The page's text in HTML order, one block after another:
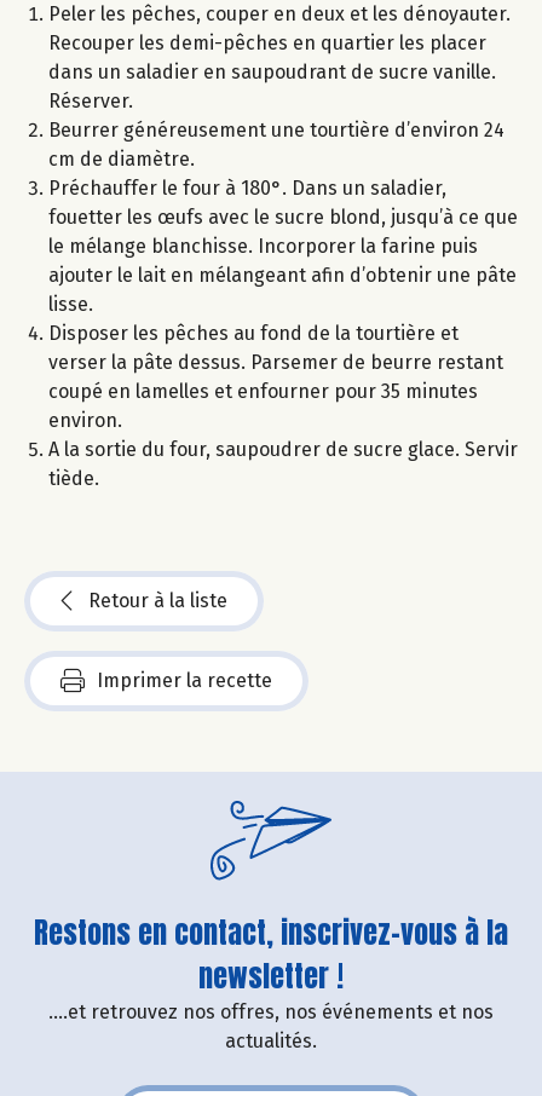
Peler les pêches, couper en deux et les dénoyauter.
Recouper les demi-pêches en quartier les placer
dans un saladier en saupoudrant de sucre vanille.
Réserver.
Beurrer généreusement une tourtière d’environ 24
cm de diamètre.
Préchauffer le four à 180°. Dans un saladier,
fouetter les œufs avec le sucre blond, jusqu’à ce que
le mélange blanchisse. Incorporer la farine puis
ajouter le lait en mélangeant afin d’obtenir une pâte
lisse.
Disposer les pêches au fond de la tourtière et
verser la pâte dessus. Parsemer de beurre restant
coupé en lamelles et enfourner pour 35 minutes
environ.
A la sortie du four, saupoudrer de sucre glace. Servir
tiède.
Retour à la liste
Imprimer la recette
Restons en contact, inscrivez-vous à la
newsletter !
....et retrouvez nos offres, nos événements et nos
actualités.